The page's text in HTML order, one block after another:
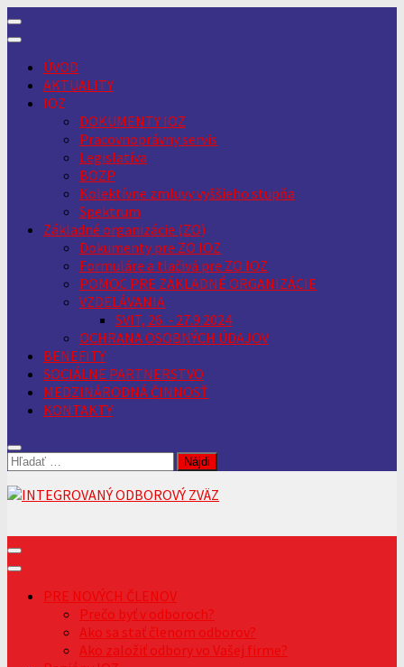
Skip
to
ÚVOD
AKTUALITY
IOZ
DOKUMENTY IOZ
Pracovnoprávny servis
Legislatíva
BOZP
Kolektívne zmluvy vyššieho stupňa
Spektrum
Základné organizácie (ZO)
Dokumenty pre ZO IOZ
Formuláre a tlačivá pre ZO IOZ
POMOC PRE ZÁKLADNÉ ORGANIZÁCIE
VZDELÁVANIA
SVIT, 26. - 27.9.2024
OCHRANA OSOBNÝCH ÚDAJOV
BENEFITY
SOCIÁLNE PARTNERSTVO
MEDZINÁRODNÁ ČINNOSŤ
KONTAKTY
Hľadať:
PRE NOVÝCH ČLENOV
Prečo byť v odboroch?
Ako sa stať členom odborov?
Ako založiť odbory vo Vašej firme?